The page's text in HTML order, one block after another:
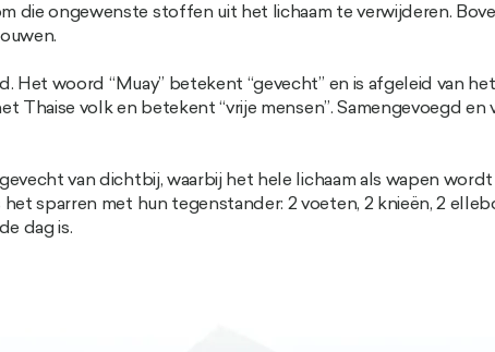
ongewenste stoffen uit het lichaam te verwijderen.
woord “Muay” betekent “gevecht” en is afgeleid van het
Thaise volk en betekent “vrije mensen”. Samengevoegd
van dichtbij, waarbij het hele lichaam als wapen
sparren met hun tegenstander: 2 voeten, 2 knieën, 2
dag is.